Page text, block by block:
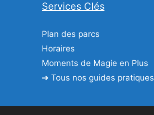
Services Clés
Plan des parcs
Horaires
Moments de Magie en Plus
➔ Tous nos guides pratiques